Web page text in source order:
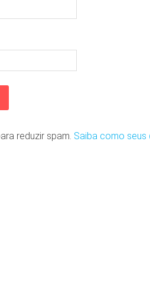
reduzir spam. Saiba como